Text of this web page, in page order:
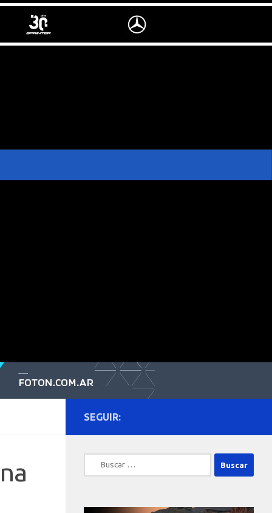
SEGUIR:
Buscar: